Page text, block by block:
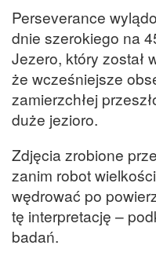
Perseverance
dnie szerokiego na
Jezero, który został
że wcześniejsze
zamierzchłej
duże jezioro.
Zdjęcia zrobione
zanim robot
wędrować po
tę interpretację –
badań.